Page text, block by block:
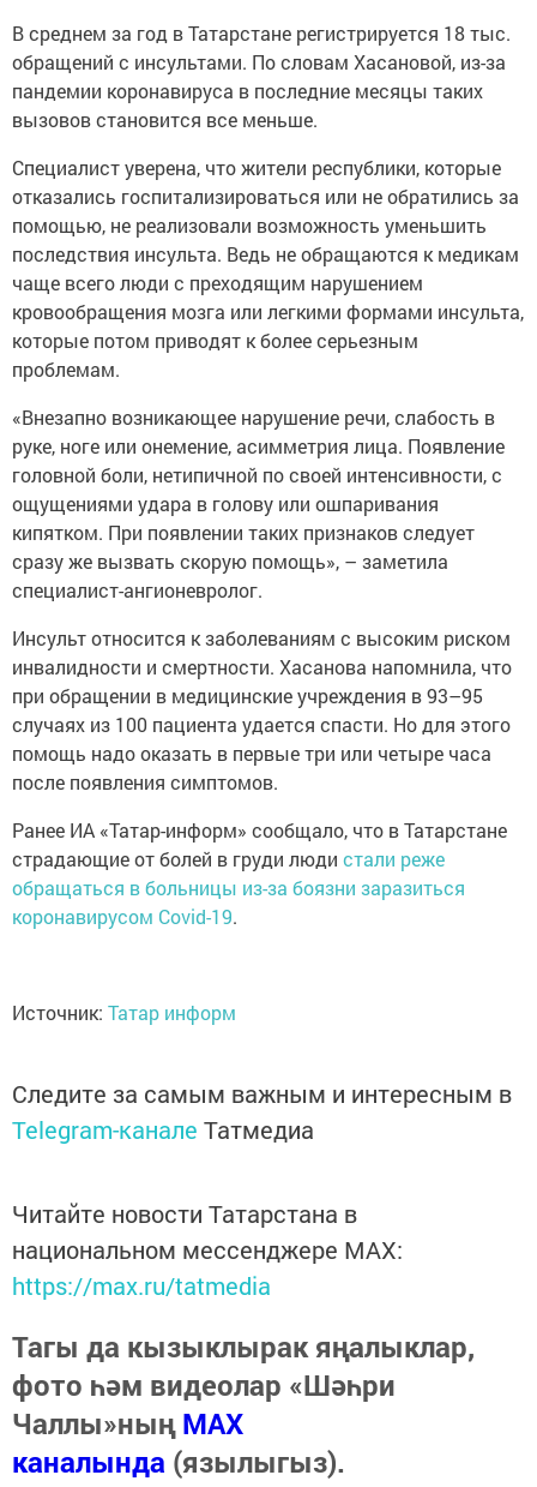
В среднем за год в Татарстане регистрируется 18 тыс.
обращений с инсультами. По словам Хасановой, из-за
пандемии коронавируса в последние месяцы таких
вызовов становится все меньше.
Специалист уверена, что жители республики, которые
отказались госпитализироваться или не обратились за
помощью, не реализовали возможность уменьшить
последствия инсульта. Ведь не обращаются к медикам
чаще всего люди с преходящим нарушением
кровообращения мозга или легкими формами инсульта,
которые потом приводят к более серьезным
проблемам.
«Внезапно возникающее нарушение речи, слабость в
руке, ноге или онемение, асимметрия лица. Появление
головной боли, нетипичной по своей интенсивности, с
ощущениями удара в голову или ошпаривания
кипятком. При появлении таких признаков следует
сразу же вызвать скорую помощь», – заметила
специалист-ангионевролог.
Инсульт относится к заболеваниям с высоким риском
инвалидности и смертности. Хасанова напомнила, что
при обращении в медицинские учреждения в 93–95
случаях из 100 пациента удается спасти. Но для этого
помощь надо оказать в первые три или четыре часа
после появления симптомов.
Ранее ИА «Татар-информ» сообщало, что в Татарстане
страдающие от болей в груди люди стали реже
обращаться в больницы из-за боязни заразиться
коронавирусом Covid-19.
Источник: Татар информ
Следите за самым важным и интересным в
Telegram-канале Татмедиа
Читайте новости Татарстана в
национальном мессенджере MАХ:
https://max.ru/tatmedia
Тагы да кызыклырак яңалыклар,
фото һәм видеолар «Шәһри
Чаллы»ныңMAX
каналында (язылыгыз).